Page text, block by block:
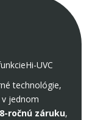
Hi-UVC
technológie,
jednom
ročnú záruku,